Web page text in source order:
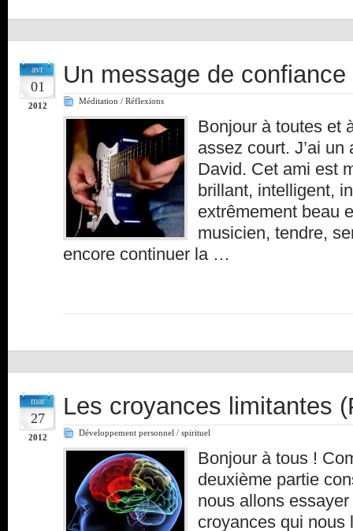
avr
01
2012
Un message de
Méditation / Réflexions
Bonjour à toutes et
assez court. J’ai un
David. Cet ami est
brillant, intelligent,
extrêmement beau
musicien, tendre,
encore continuer la …
mar
27
2012
Les croyances limitantes
Développement personnel / spirituel
Bonjour à tous !
deuxième partie
nous allons
croyances qui nous